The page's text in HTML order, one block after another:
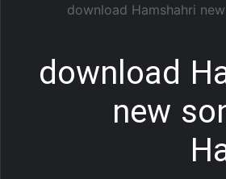
ج
ر
ا
download Hamshahri
download
new